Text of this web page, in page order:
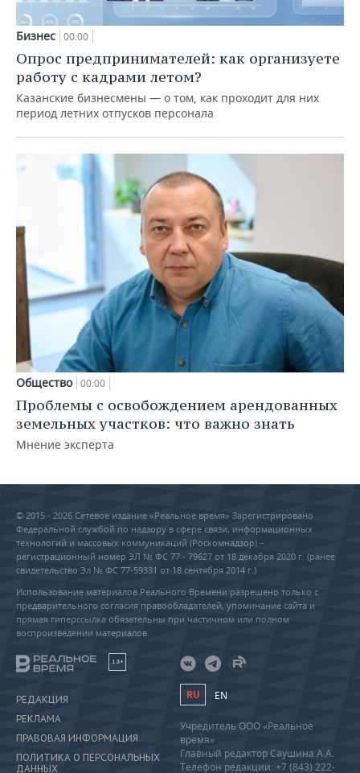
Бизнес 00:00
Опрос предпринимателей: как организуете
работу с кадрами летом?
Казанские бизнесмены — о том, как проходит для них
период летних отпусков персонала
Общество 00:00
Проблемы с освобождением арендованных
земельных участков: что важно знать
Мнение эксперта
© 2015 - 2026 Сетевое издание «Реальное время» Зарегистрировано
Федеральной службой по надзору в сфере связи, информационных
технологий и массовых коммуникаций (Роскомнадзор) –
регистрационный номер ЭЛ № ФС 77 - 79627 от 18 декабря 2020 г. (ранее
свидетельство Эл № ФС 77-59331 от 18 сентября 2014 г.)
Использование материалов Реального Времени разрешено только с
предварительного согласия правообладателей, упоминание сайта и
прямая гиперссылка обязательны при частичном или полном
воспроизведении материалов.
18+
РЕДАКЦИЯ
РЕКЛАМА
ПРАВОВАЯ ИНФОРМАЦИЯ
ПОЛИТИКА О ПЕРСОНАЛЬНЫХ
ДАННЫХ
RU EN
Учредитель ООО «Реальное
время»
Главный редактор Саушина А.А.
Телефон редакции: +7 (843) 222-